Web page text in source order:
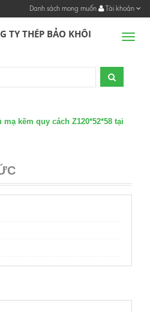
Danh sách mong muốn Tài khoản
TY THÉP BẢO KHÔI
kẽm quy cách Z120*52*58 tại